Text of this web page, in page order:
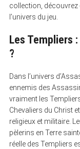
collection, découvrez
l’univers du jeu.
Les Templiers
?
Dans l’univers
ennemis des
vraiment les
Chevaliers du Christ
religieux et militaire.
pèlerins en Terre
réelle des Templiers